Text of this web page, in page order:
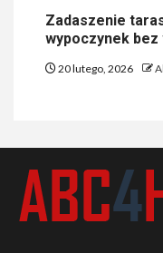
Zadaszenie
wypoczynek bez
20 lutego, 2026